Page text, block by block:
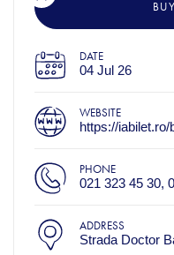
DATE
04 Jul 26
WEBSITE
https://
PHONE
021 323 45 30,
ADDRESS
Strada Doctor